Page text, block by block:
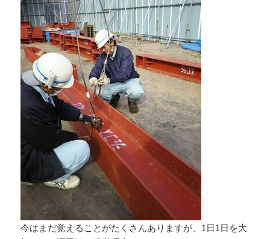
今はまだ覚えることがたくさんありますが、1日1日を大